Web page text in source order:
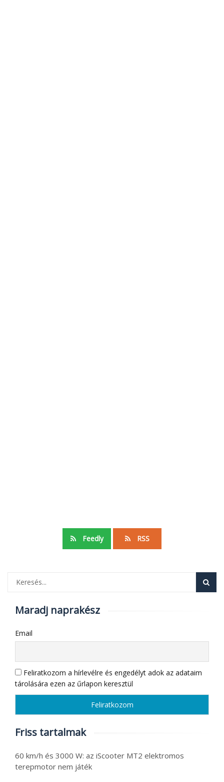
Feedly RSS
Maradj naprakész
Email
Feliratkozom a hírlevélre és engedélyt adok az adataim
tárolására ezen az űrlapon keresztül
Friss tartalmak
60 km/h és 3000 W: az iScooter MT2 elektromos
terepmotor nem játék